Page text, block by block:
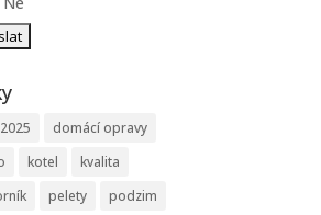
domácí opravy
kotel
kvalita
pelety
podzim